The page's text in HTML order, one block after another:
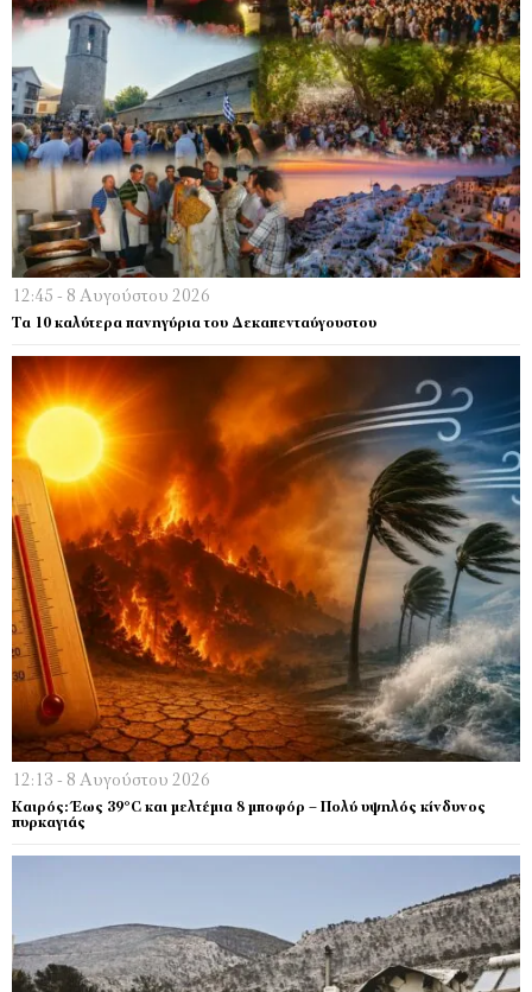
12:45 - 8 Αυγούστου 2026
Τα 10 καλύτερα πανηγύρια του Δεκαπενταύγουστου
12:13 - 8 Αυγούστου 2026
Καιρός: Έως 39°C και μελτέμια 8 μποφόρ – Πολύ υψηλός κίνδυνος
πυρκαγιάς